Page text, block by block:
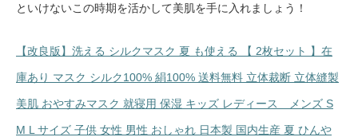
といけないこの時期を活かして美肌を手に入れましょう！
【改良版】洗える シルクマスク 夏 も使える 【 2枚セット 】在
庫あり マスク シルク100% 絹100% 送料無料 立体裁断 立体縫製
美肌 おやすみマスク 就寝用 保湿 キッズ レディース メンズ S
M L サイズ 子供 女性 男性 おしゃれ 日本製 国内生産 夏 ひんや